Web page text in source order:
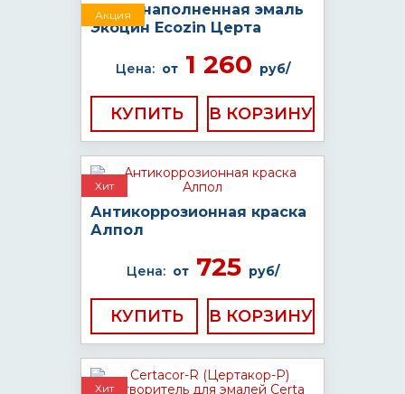
Акция
Цинконаполненная эмаль
Экоцин Ecozin Церта
Цена: от1 260 руб/
КУПИТЬ
Хит
Антикоррозионная краска
Алпол
Цена: от725 руб/
КУПИТЬ
Хит